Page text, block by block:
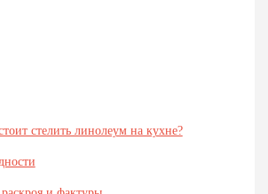
стелить линолеум на кухне?